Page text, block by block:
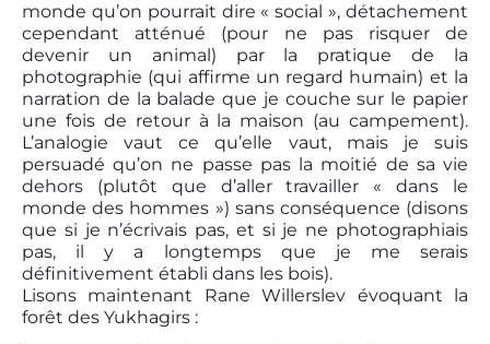
monde qu’on pourrait dire « social », détachement
cependant atténué (pour ne pas risquer de
devenir un animal) par la pratique de la
photographie (qui affirme un regard humain) et la
narration de la balade que je couche sur le papier
une fois de retour à la maison (au campement).
L’analogie vaut ce qu’elle vaut, mais je suis
persuadé qu’on ne passe pas la moitié de sa vie
dehors (plutôt que d’aller travailler « dans le
monde des hommes ») sans conséquence (disons
que si je n’écrivais pas, et si je ne photographiais
pas, il y a longtemps que je me serais
définitivement établi dans les bois).
Lisons maintenant Rane Willerslev évoquant la
forêt des Yukhagirs :